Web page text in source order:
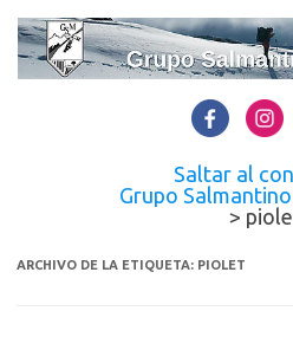
Saltar al
Grupo
>
ARCHIVO DE LA ETIQUETA: PIOLET